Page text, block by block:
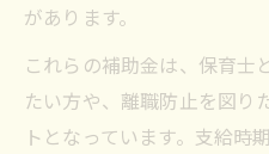
茨木市での保育士
力
大阪府内で保育士が
保育士にとって
があります。
これらの補助金は、保育士
たい方や、離職防止を図り
トとなっています。支給時